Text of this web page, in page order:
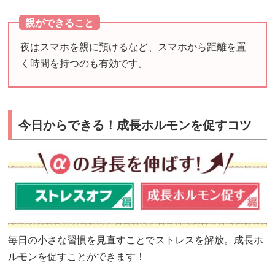
親ができること
夜はスマホを親に預けるなど、スマホから距離を置
く時間を持つのも有効です。
今日からできる！成⻑ホルモンを促すコツ
毎日の小さな習慣を見直すことでストレスを解放。成長ホ
ルモンを促すことができます！